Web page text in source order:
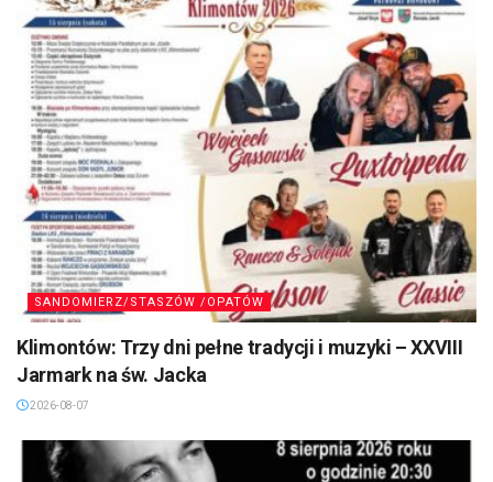
SANDOMIERZ/STASZÓW /OPATÓW
Klimontów: Trzy dni pełne tradycji i muzyki – XXVIII
Jarmark na św. Jacka
2026-08-07